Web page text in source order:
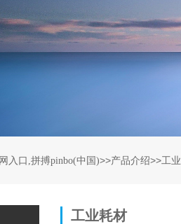
入口,拼搏pinbo(中国)>>产品介绍>>工
工业耗材